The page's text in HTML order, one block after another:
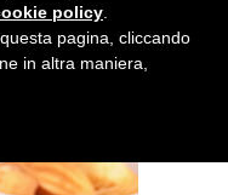
policy
pagina, cliccando
in altra maniera,